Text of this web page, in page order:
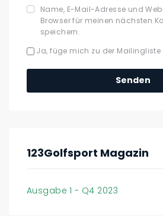
Name, E-Mail-Adresse und
Browser für meinen nächsten
speichern.
Ja, füge mich zu der Mailingliste
123Golfsport Magazin
Ausgabe 1 - Q4 2023